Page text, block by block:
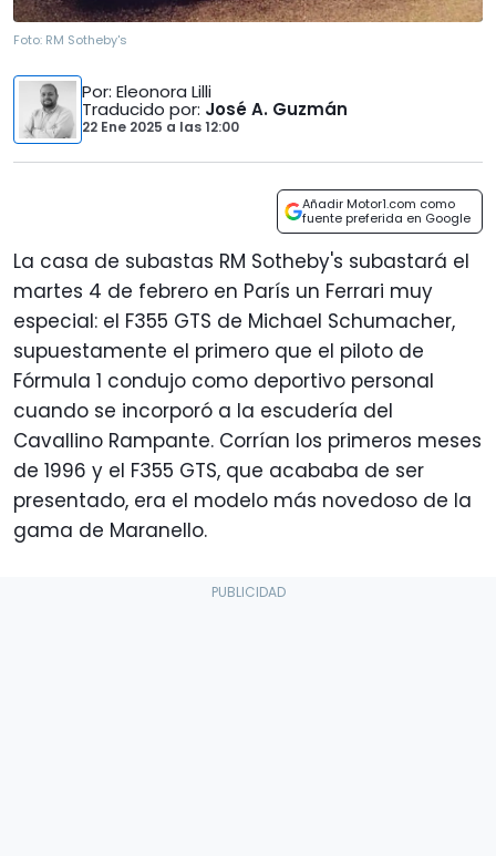
Foto: RM Sotheby's
Por: Eleonora Lilli
Traducido por: José A. Guzmán
22 Ene 2025 a las12:00
Añadir Motor1.com como
fuente preferida en Google
La casa de subastas RM Sotheby's subastará el
martes 4 de febrero en París un Ferrari muy
especial: el F355 GTS de Michael Schumacher,
supuestamente el primero que el piloto de
Fórmula 1 condujo como deportivo personal
cuando se incorporó a la escudería del
Cavallino Rampante. Corrían los primeros meses
de 1996 y el F355 GTS, que acababa de ser
presentado, era el modelo más novedoso de la
gama de Maranello.